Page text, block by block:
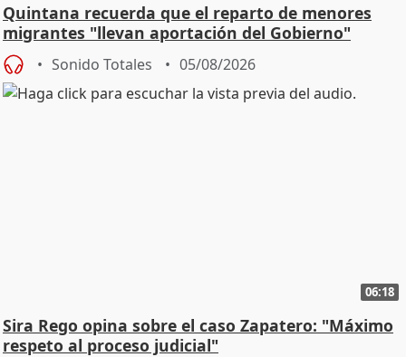
Quintana recuerda que el reparto de menores
migrantes "llevan aportación del Gobierno"
central
Sonido Totales 05/08/2026
06:18
Sira Rego opina sobre el caso Zapatero: "Máximo
respeto al proceso judicial"